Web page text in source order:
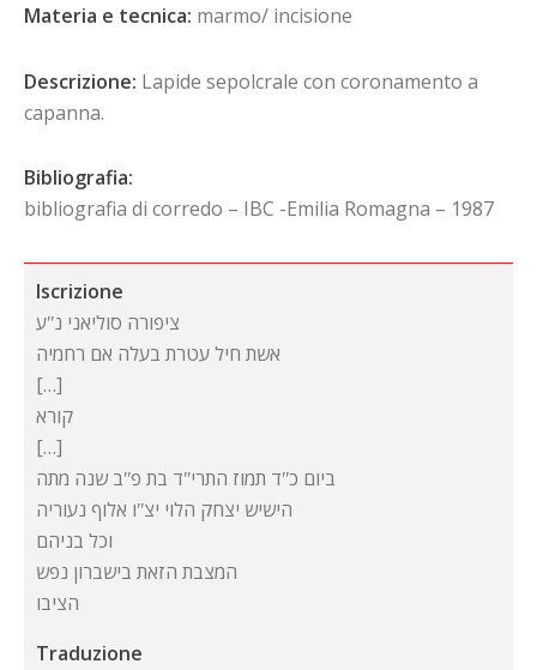
Materia e tecnica: marmo/ incisione
Descrizione: Lapide sepolcrale con coronamento a
capanna.
Bibliografia:
bibliografia di corredo – IBC -Emilia Romagna – 1987
Iscrizione
ציפורה סוליאני נʺע
אשת חיל עטרת בעלה אם רחמיה
[…]
קורא
[…]
ביום כʺד תמוז התריʺד בת פʺב שנה מתה
הישיש יצחק הלוי יצʺו אלוף נעוריה
וכל בניהם
המצבת הזאת בישברון נפש
הציבו
Traduzione